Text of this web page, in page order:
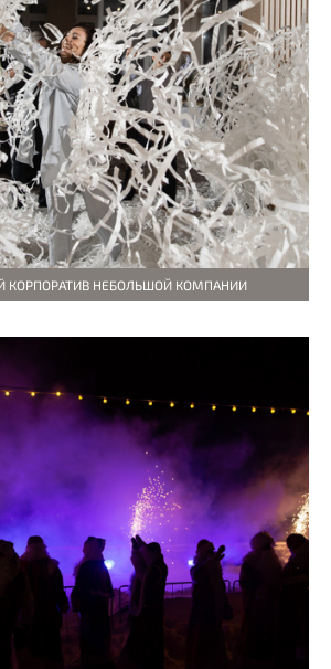
КОРПОРАТИВ НЕБОЛЬШОЙ КОМПАНИИ